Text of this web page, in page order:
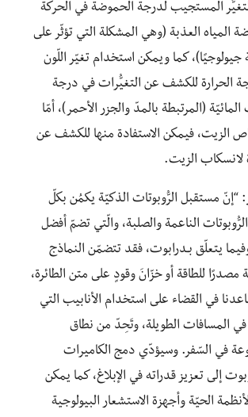
المستجيب لدرجة الحموضة في الحركة
العذبة (وهي المشكلة التي تؤثّر على
جيولوجيًا)، كما ويمكن استخدام تغيّر اللّون
الحرارة للكشف عن التغيُّرات في درجة
(المرتبطة بالمدّ والجزر الأحمر)، أمّا
الزيت، فيمكن الاستفادة منها للكشف عن
لانسكاب الزيت.
: “إنّ مستقبل الرُّوبوتات الذكيّة يكمُن بكلّ
الناعمة والصلبة، والّتي تضمّ أفضل
يتعلّق بـدرابوت، فقد تتضمّن النماذج
مصدرًا للطاقة أو خزّانَ وقودٍ على متن الطائرة،
في القضاء على استخدام الأنابيب التي
المسافات الطويلة، وتَحِدّ من نطاق
في السّفر. وسيؤدّي دمج الكاميرات
إلى تعزيز قدراته في الإبلاغ، كما يمكن
الحيّة وأجهزة الاستشعار البيولوجية